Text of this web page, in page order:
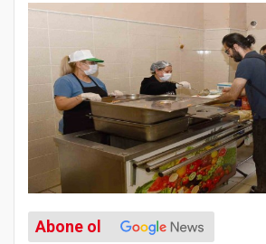
Abone ol